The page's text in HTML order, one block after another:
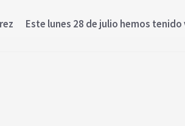
Este lunes 28 de julio hemos